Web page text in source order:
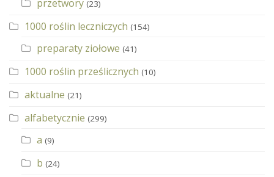
przetwory (23)
1000 roślin leczniczych (154)
preparaty ziołowe (41)
1000 roślin prześlicznych (10)
aktualne (21)
alfabetycznie (299)
a (9)
b (24)